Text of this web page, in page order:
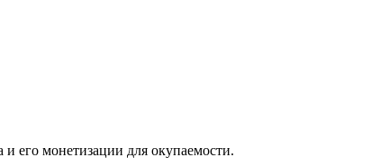
его монетизации для окупаемости.